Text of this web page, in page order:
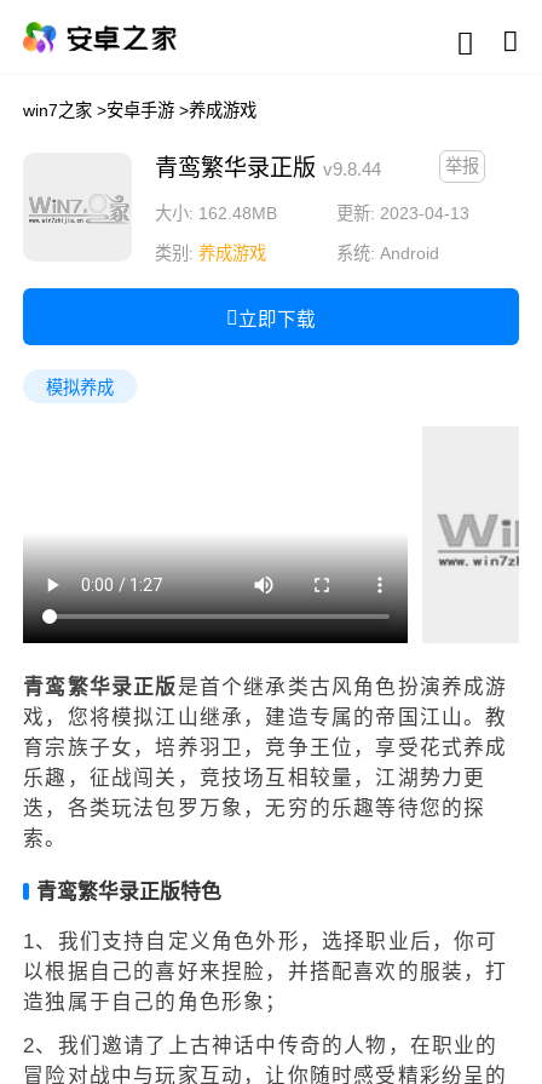
win7之家 >安卓手游 >养成游戏
青鸾繁华录正版 v9.8.44 举报
大小: 162.48MB 更新: 2023-04-13
类别: 养成游戏 系统:Android
立即下载
模拟养成
青鸾繁华录正版是首个继承类古风角色扮演养成游
戏，您将模拟江山继承，建造专属的帝国江山。教
育宗族子女，培养羽卫，竞争王位，享受花式养成
乐趣，征战闯关，竞技场互相较量，江湖势力更
迭，各类玩法包罗万象，无穷的乐趣等待您的探
索。
青鸾繁华录正版特色
1、我们支持自定义角色外形，选择职业后，你可
以根据自己的喜好来捏脸，并搭配喜欢的服装，打
造独属于自己的角色形象；
2、我们邀请了上古神话中传奇的人物，在职业的
冒险对战中与玩家互动，让你随时感受精彩纷呈的